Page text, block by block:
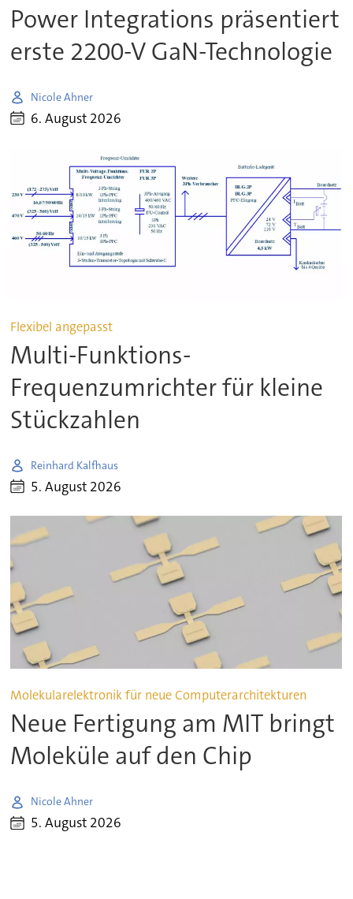
Power Integrations präsentiert
erste 2200-V GaN-Technologie
Nicole Ahner
6. August 2026
Flexibel angepasst
Multi-Funktions-
Frequenzumrichter für kleine
Stückzahlen
Reinhard Kalfhaus
5. August 2026
Molekularelektronik für neue Computerarchitekturen
Neue Fertigung am MIT bringt
Moleküle auf den Chip
Nicole Ahner
5. August 2026